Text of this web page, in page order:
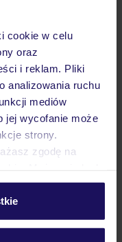
cookie w celu
oraz
i reklam. Pliki
analizowania ruchu
mediów
jej wycofanie może
strony.
zgodę na
w zakładkę
znajdziesz